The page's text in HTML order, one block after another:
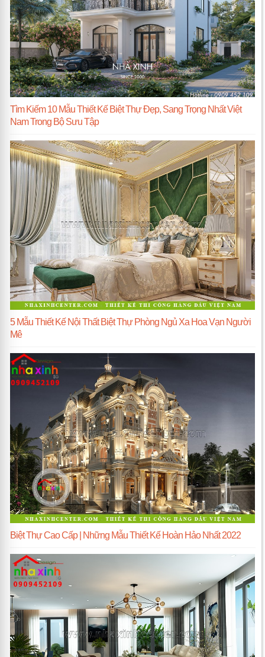
Tìm Kiếm 10 Mẫu Thiết Kế Biệt Thự Đẹp, Sang Trọng Nhất Việt
Nam Trong Bộ Sưu Tập
5 Mẫu Thiết Kế Nội Thất Biệt Thự Phòng Ngủ Xa Hoa Vạn Người
Mê
Biệt Thự Cao Cấp | Những Mẫu Thiết Kế Hoàn Hảo Nhất 2022